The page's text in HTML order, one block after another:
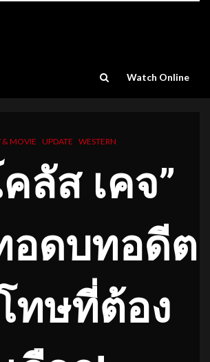
Watch Online
& MOVIE UPDATE WESTERN
ลัส เคจ”
อดบทอดีต
ทษที่ต้อง